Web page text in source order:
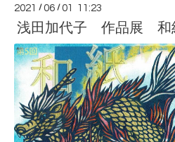
2021 /06 /01 11:23
浅田加代子 作品展 和